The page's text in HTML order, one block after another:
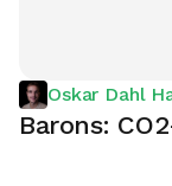
Oskar Dahl
Barons: